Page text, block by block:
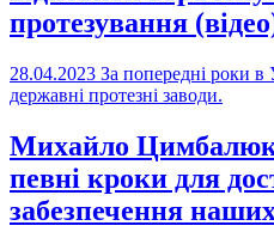
протезування
28.04.2023 За попередні роки
державні протезні заводи.
Михайло
певні кроки для
забезпечення